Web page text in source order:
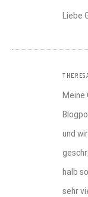
Liebe
Meine
und
halb
sehr